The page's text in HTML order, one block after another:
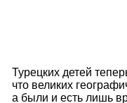
Турецких детей
что великих
а были и есть лишь